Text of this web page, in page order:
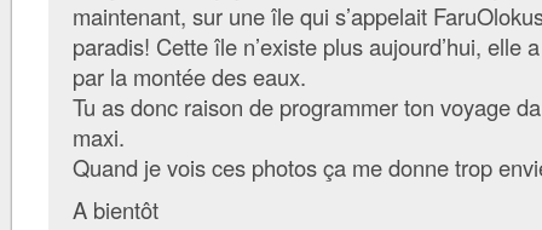
maintenant, sur une île qui s’appelait
paradis! Cette île n’existe plus aujourd’hui, elle
par la montée des eaux.
Tu as donc raison de programmer ton voyage
maxi.
Quand je vois ces photos ça me donne trop
A bientôt